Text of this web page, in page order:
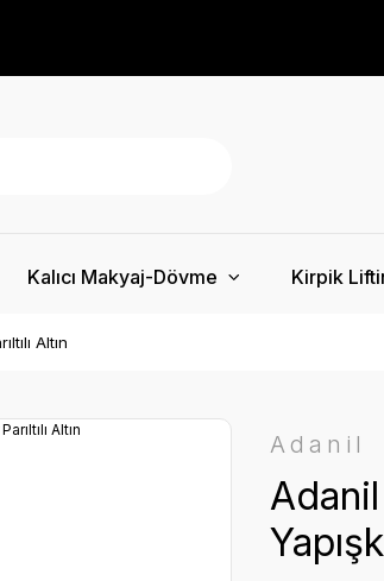
Kalıcı Makyaj-Dövme Kirpik
Altın
Adanil